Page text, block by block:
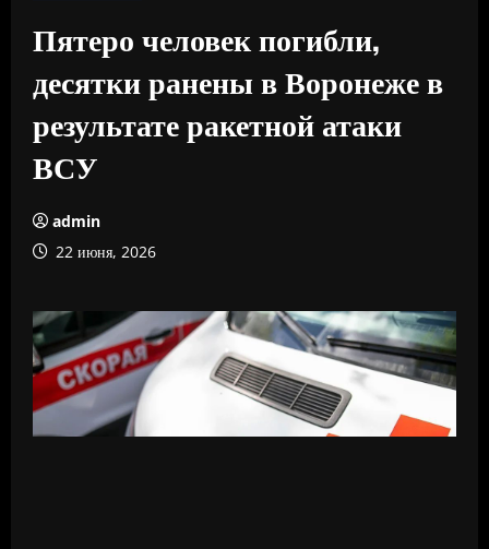
Пятеро человек погибли,
десятки ранены в Воронеже в
результате ракетной атаки
ВСУ
admin
22 июня, 2026